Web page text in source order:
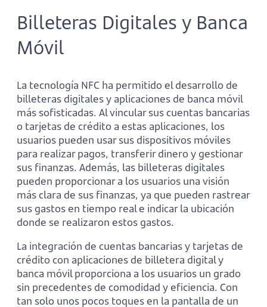
Billeteras Digitales y Banca
Móvil
La tecnología NFC ha permitido el desarrollo de
billeteras digitales y aplicaciones de banca móvil
más sofisticadas. Al vincular sus cuentas bancarias
o tarjetas de crédito a estas aplicaciones, los
usuarios pueden usar sus dispositivos móviles
para realizar pagos, transferir dinero y gestionar
sus finanzas. Además, las billeteras digitales
pueden proporcionar a los usuarios una visión
más clara de sus finanzas, ya que pueden rastrear
sus gastos en tiempo real e indicar la ubicación
donde se realizaron estos gastos.
La integración de cuentas bancarias y tarjetas de
crédito con aplicaciones de billetera digital y
banca móvil proporciona a los usuarios un grado
sin precedentes de comodidad y eficiencia. Con
tan solo unos pocos toques en la pantalla de un